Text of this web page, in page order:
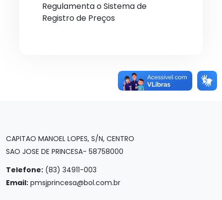
Regulamenta o Sistema de
Registro de Preços
CAPITAO MANOEL LOPES, S/N, CENTRO
SAO JOSE DE PRINCESA- 58758000
Telefone: (83) 34911-003
Email: pmsjprincesa@bol.com.br